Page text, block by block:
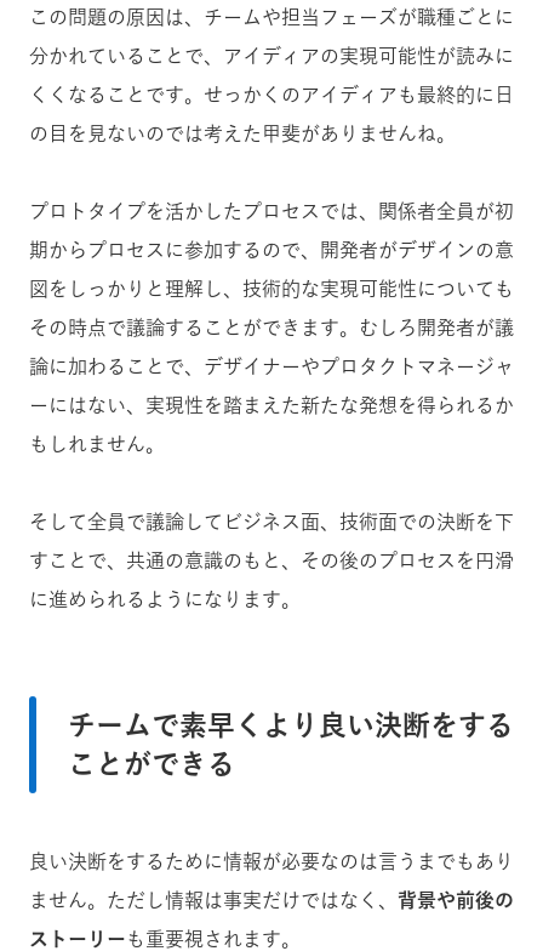
この問題の原因は、チームや担当フェーズが職種ごとに
分かれていることで、アイディアの実現可能性が読みに
くくなることです。せっかくのアイディアも最終的に日
の目を見ないのでは考えた甲斐がありませんね。
プロトタイプを活かしたプロセスでは、関係者全員が初
期からプロセスに参加するので、開発者がデザインの意
図をしっかりと理解し、技術的な実現可能性についても
その時点で議論することができます。むしろ開発者が議
論に加わることで、デザイナーやプロタクトマネージャ
ーにはない、実現性を踏まえた新たな発想を得られるか
もしれません。
そして全員で議論してビジネス面、技術面での決断を下
すことで、共通の意識のもと、その後のプロセスを円滑
に進められるようになります。
チームで素早くより良い決断をする
ことができる
良い決断をするために情報が必要なのは言うまでもあり
ません。ただし情報は事実だけではなく、 背景や前後の
ストーリーも重要視されます。